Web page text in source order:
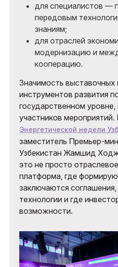
для специалистов —
передовым
знаниям;
для отраслей
модернизацию и
кооперацию.
Значимость выставочных
инструментов развития
государственном
участников мероприятий.
Энергетической недели
заместитель Премьер-
Узбекистан Жамшид
это не просто
платформа, где
заключаются
технологии и где
возможности.